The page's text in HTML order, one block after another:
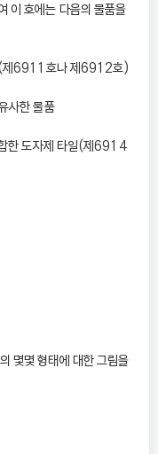
이 호에는 다음의 물품을
(제6911호나 제6912호)
사한 물품
한 도자제 타일(제6914
몇몇 형태에 대한 그림을